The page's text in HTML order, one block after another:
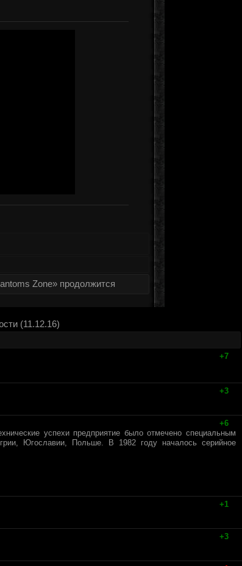
Zone» продолжится
(11.12.16)
+7
+3
+6
успехи предприятие было отмечено специальным
Югославии, Польше. В 1982 году началось серийное
+1
+3